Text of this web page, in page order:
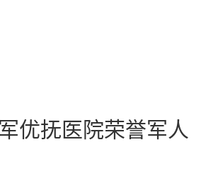
优抚医院荣誉军人